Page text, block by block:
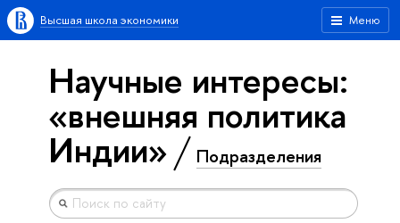
Меню
Высшая школа экономики
Научные интересы:
«внешняя политика
Индии» Подразделения